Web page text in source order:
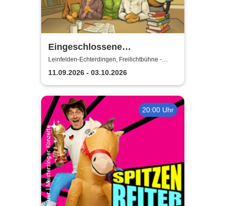
Eingeschlossene
Gesellschaft - Theater unter
den Kuppeln
Leinfelden-Echterdingen, Freilichtbühne -
Theater u. d. Kuppeln
11.09.2026 - 03.10.2026
20:00 Uhr